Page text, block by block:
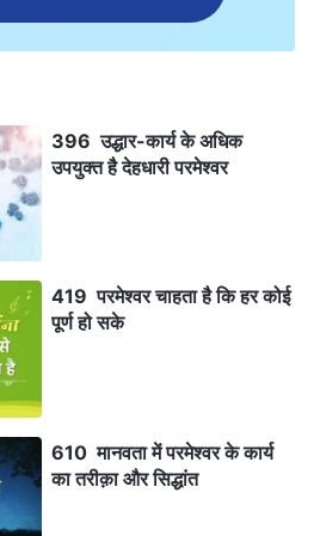
396 उद्धार-कार्य के अधिक
उपयुक्त है देहधारी परमेश्वर
419 परमेश्वर चाहता है कि हर कोई
पूर्ण हो सके
610 मानवता में परमेश्वर के कार्य
का तरीक़ा और सिद्धांत